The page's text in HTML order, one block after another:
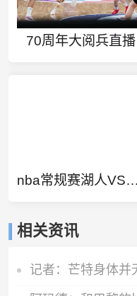
70周年大阅兵直播
nba常规赛湖人VS火箭CCTV
相关资讯